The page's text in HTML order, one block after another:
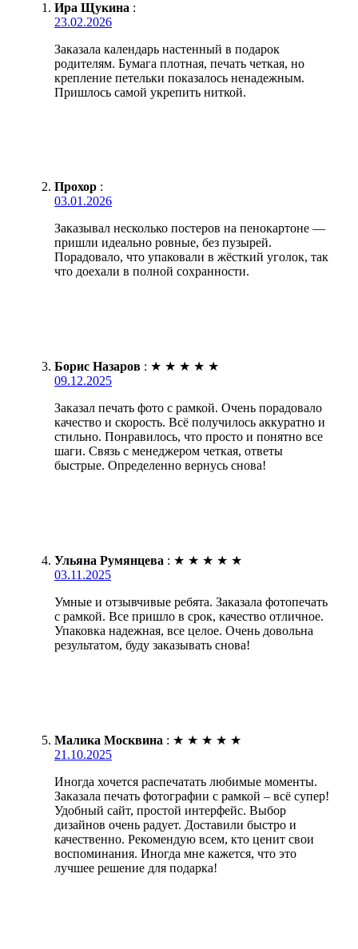
Ира Щукина :
23.02.2026
Заказала календарь настенный в подарок
родителям. Бумага плотная, печать четкая, но
крепление петельки показалось ненадежным.
Пришлось самой укрепить ниткой.
Прохор :
03.01.2026
Заказывал несколько постеров на пенокартоне —
пришли идеально ровные, без пузырей.
Порадовало, что упаковали в жёсткий уголок, так
что доехали в полной сохранности.
Борис Назаров : ★ ★ ★ ★ ★
09.12.2025
Заказал печать фото с рамкой. Очень порадовало
качество и скорость. Всё получилось аккуратно и
стильно. Понравилось, что просто и понятно все
шаги. Связь с менеджером четкая, ответы
быстрые. Определенно вернусь снова!
Ульяна Румянцева : ★ ★ ★ ★ ★
03.11.2025
Умные и отзывчивые ребята. Заказала фотопечать
с рамкой. Все пришло в срок, качество отличное.
Упаковка надежная, все целое. Очень довольна
результатом, буду заказывать снова!
Малика Москвина : ★ ★ ★ ★ ★
21.10.2025
Иногда хочется распечатать любимые моменты.
Заказала печать фотографии с рамкой – всё супер!
Удобный сайт, простой интерфейс. Выбор
дизайнов очень радует. Доставили быстро и
качественно. Рекомендую всем, кто ценит свои
воспоминания. Иногда мне кажется, что это
лучшее решение для подарка!